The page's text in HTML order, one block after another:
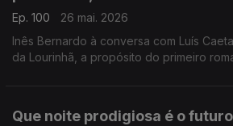
Ep. 100
26 mai. 2026
Inês Bernardo à conversa com Luís
da Lourinhã, a propósito do primeiro
Que noite prodigiosa é o